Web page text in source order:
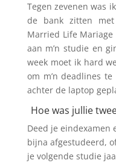
Tegen zevenen was
de bank zitten
Married Life
aan m’n studie en
week moet ik hard
om m’n deadlines
achter de laptop
Hoe was jullie
Deed je eindexamen
bijna afgestudeerd,
je volgende studie